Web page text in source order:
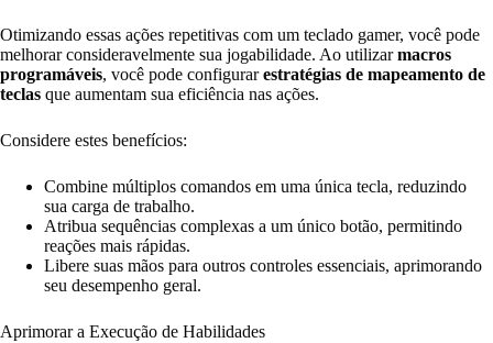
Otimizando essas ações repetitivas com um teclado gamer, você pode
melhorar consideravelmente sua jogabilidade. Ao utilizarmacros
programáveis, você pode configurarestratégias de mapeamento de
teclas que aumentam sua eficiência nas ações.
Considere estes benefícios:
Combine múltiplos comandos em uma única tecla, reduzindo
sua carga de trabalho.
Atribua sequências complexas a um único botão, permitindo
reações mais rápidas.
Libere suas mãos para outros controles essenciais, aprimorando
seu desempenho geral.
Aprimorar a Execução de Habilidades